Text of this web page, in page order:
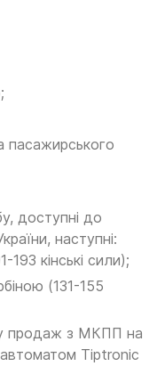
пасажирського
доступні до
наступні:
193 кінські сили);
(131-155
продаж з МКПП на
Tiptronic